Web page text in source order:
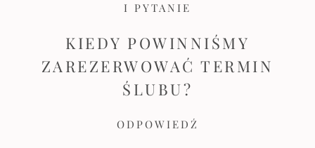
I PYTANIE
KIEDY POWINNIŚMY
ZAREZERWOWAĆ TERMIN
ŚLUBU?
ODPOWIEDŹ